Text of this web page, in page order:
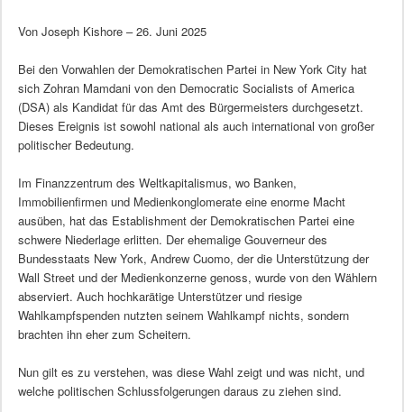
Von Joseph Kishore – 26. Juni 2025
Bei den Vorwahlen der Demokratischen Partei in New York City hat
sich Zohran Mamdani von den Democratic Socialists of America
(DSA) als Kandidat für das Amt des Bürgermeisters durchgesetzt.
Dieses Ereignis ist sowohl national als auch international von großer
politischer Bedeutung.
Im Finanzzentrum des Weltkapitalismus, wo Banken,
Immobilienfirmen und Medienkonglomerate eine enorme Macht
ausüben, hat das Establishment der Demokratischen Partei eine
schwere Niederlage erlitten. Der ehemalige Gouverneur des
Bundesstaats New York, Andrew Cuomo, der die Unterstützung der
Wall Street und der Medienkonzerne genoss, wurde von den Wählern
abserviert. Auch hochkarätige Unterstützer und riesige
Wahlkampfspenden nutzten seinem Wahlkampf nichts, sondern
brachten ihn eher zum Scheitern.
Nun gilt es zu verstehen, was diese Wahl zeigt und was nicht, und
welche politischen Schlussfolgerungen daraus zu ziehen sind.